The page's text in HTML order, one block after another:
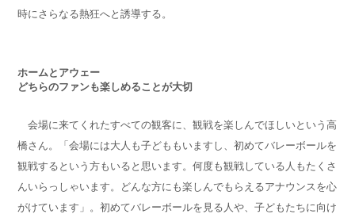
時にさらなる熱狂へと誘導する。
ホームとアウェー
どちらのファンも楽しめることが大切
会場に来てくれたすべての観客に、観戦を楽しんでほしいという高
橋さん。「会場には大人も子どももいますし、初めてバレーボールを
観戦するという方もいると思います。何度も観戦している人もたくさ
んいらっしゃいます。どんな方にも楽しんでもらえるアナウンスを心
がけています」。初めてバレーボールを見る人や、子どもたちに向け